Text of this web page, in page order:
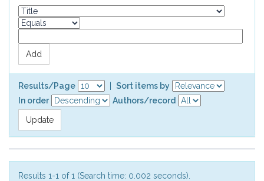
Results/Page
Sort items by
In order
Authors/record
Results 1-1 of 1 (Search time: 0.002 seconds).